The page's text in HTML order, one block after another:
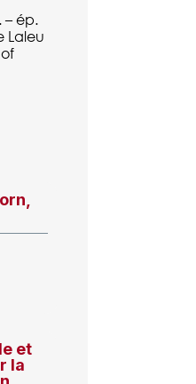
– ép.
Laleu
et
la